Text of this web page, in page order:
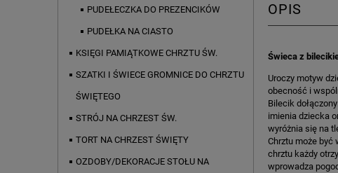
PUDEŁECZKA DO PREZENCIKÓW
PUDEŁKA NA CIASTO
KSIĘGI PAMIĄTKOWE CHRZTU ŚW.
SZATKI I ŚWIECE GROMNICE DO CHRZTU
ŚWIĘTEGO
STRÓJ NA CHRZEST ŚW.
TORT NA CHRZEST ŚWIĘTY
OZDOBY/DEKORACJE STOŁU NA
OPIS
Świeca z
Uroczy motyw
obecność i
Bilecik
imienia dziecka
wyróżnia się na
Chrztu może być
chrztu każdy
wprowadza